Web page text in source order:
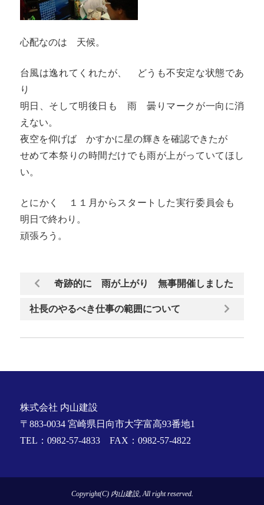
心配なのは 天候。
台風は逸れてくれたが、 どうも不安定な状態であ
り
明日、そして明後日も 雨 曇りマークが一向に消
えない。
夜空を仰げば かすかに星の輝きを確認できたが
せめて本祭りの時間だけでも雨が上がっていてほし
い。
とにかく １１月からスタートした実行委員会も
明日で終わり。
頑張ろう。
奇跡的に 雨が上がり 無事開催しました
社長のやるべき仕事の範囲について
株式会社 内山建設
〒883-0034 宮崎県日向市大字富高93番地1
TEL：0982-57-4833 FAX：0982-57-4822
Copyright(C) 内山建設, All right reserved.